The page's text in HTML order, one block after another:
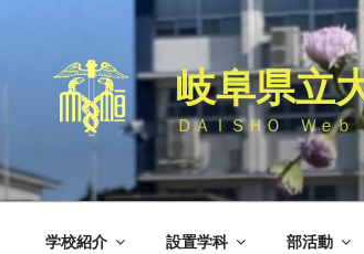
岐阜県立
ＤＡＩＳＨＯ Ｗｅｂ
学校紹介 設置学科 部活動